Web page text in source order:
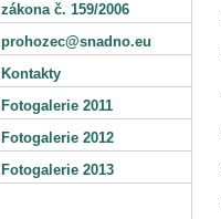
zákona č. 159/2006
prohozec@snadno.eu
Kontakty
Fotogalerie 2011
Fotogalerie 2012
Fotogalerie 2013